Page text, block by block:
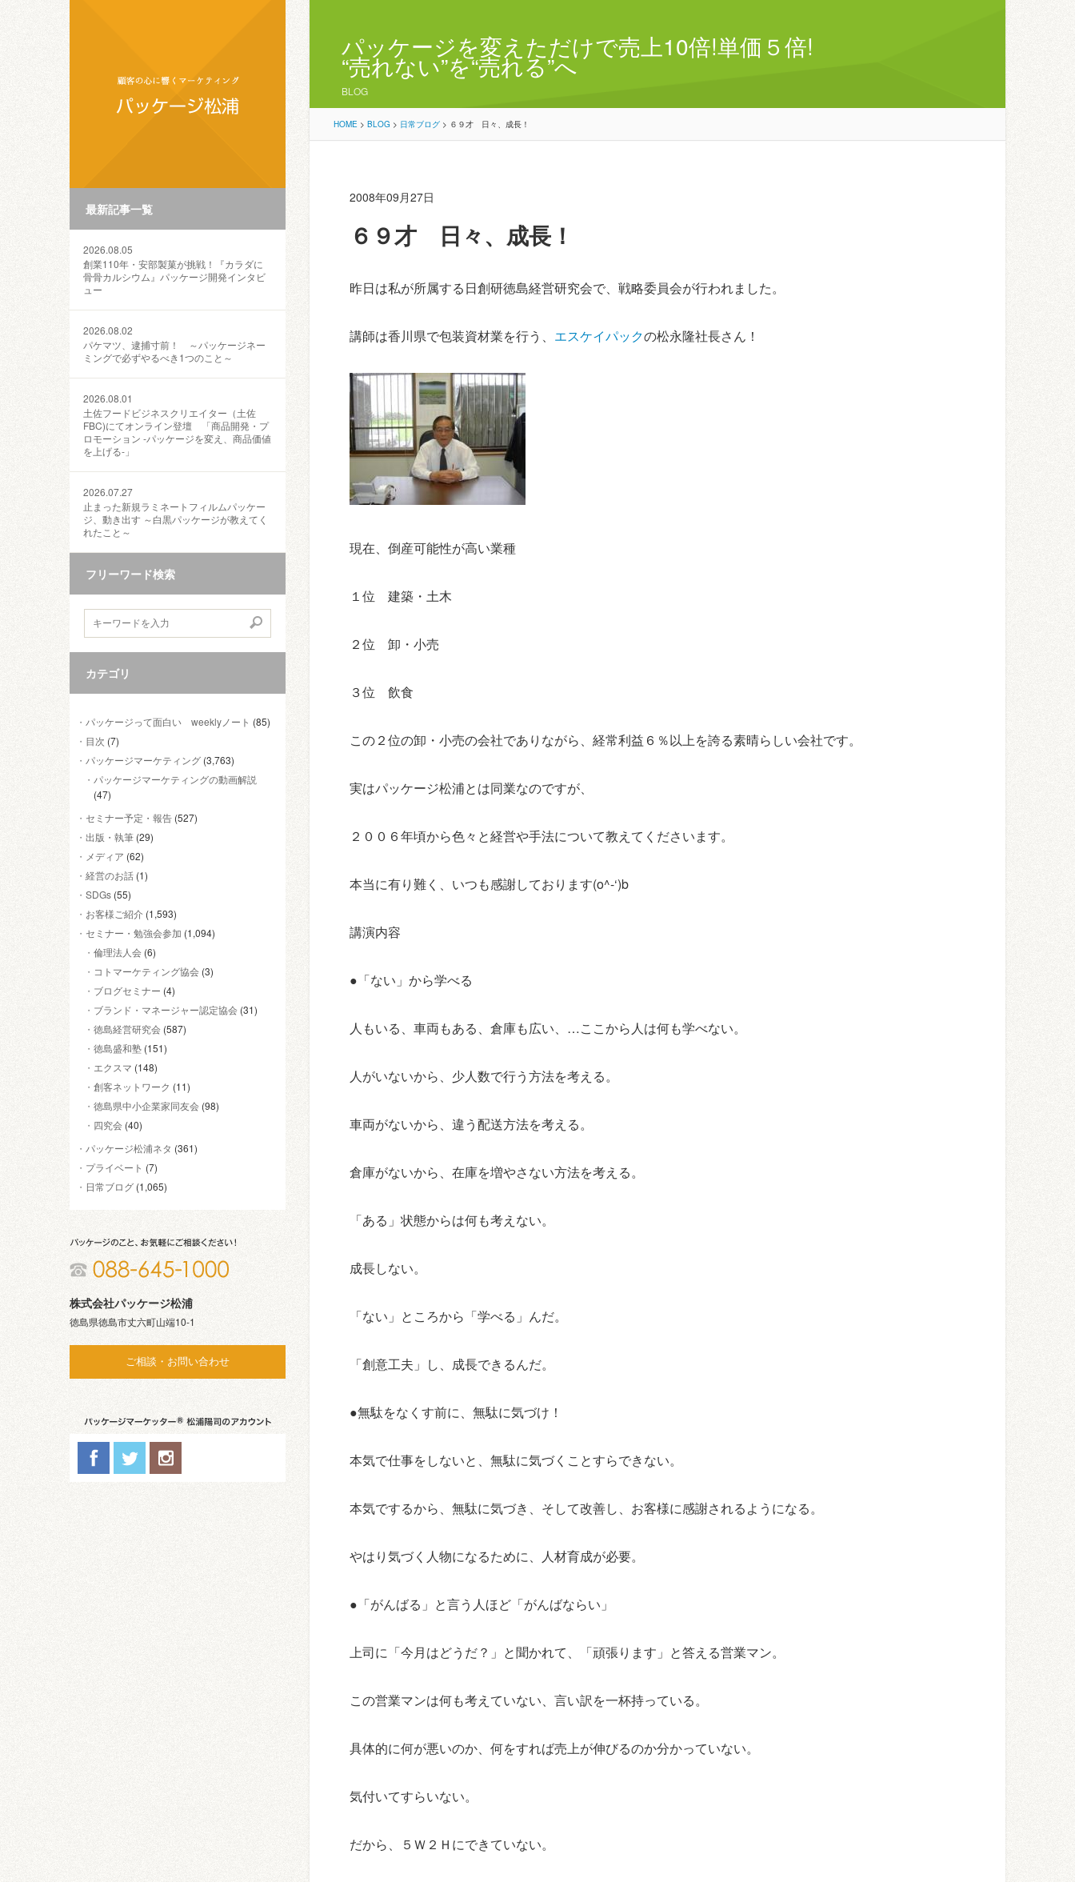
最新記事一覧
2026.08.05
創業110年・安部製菓が挑戦！『カラダに
骨骨カルシウム』パッケージ開発インタビ
ュー
2026.08.02
パケマツ、逮捕寸前！ ～パッケージネー
ミングで必ずやるべき1つのこと～
2026.08.01
土佐フードビジネスクリエイター（土佐
FBC)にてオンライン登壇 「商品開発・プ
ロモーション ‐パッケージを変え、商品価値
を上げる‐」
2026.07.27
止まった新規ラミネートフィルムパッケー
ジ、動き出す ～白黒パッケージが教えてく
れたこと～
フリーワード検索
カテゴリ
パッケージって面白い weeklyノート (85)
目次 (7)
パッケージマーケティング (3,763)
パッケージマーケティングの動画解説
(47)
セミナー予定・報告 (527)
出版・執筆 (29)
メディア (62)
経営のお話 (1)
SDGs (55)
お客様ご紹介 (1,593)
セミナー・勉強会参加 (1,094)
倫理法人会 (6)
コトマーケティング協会 (3)
ブログセミナー (4)
ブランド・マネージャー認定協会 (31)
徳島経営研究会 (587)
徳島盛和塾 (151)
エクスマ (148)
創客ネットワーク (11)
徳島県中小企業家同友会 (98)
四究会 (40)
パッケージ松浦ネタ (361)
プライベート (7)
日常ブログ (1,065)
株式会社パッケージ松浦
徳島県徳島市丈六町山端10-1
ご相談・お問い合わせ
パッケージを変えただけで売上10倍!単価５倍!
“売れない”を“売れる”へ
BLOG
HOME > BLOG > 日常ブログ > ６９才 日々、成長！
2008年09月27日
６９才 日々、成長！
昨日は私が所属する日創研徳島経営研究会で、戦略委員会が行われました。
講師は香川県で包装資材業を行う、 エスケイパックの松永隆社長さん！
現在、倒産可能性が高い業種
１位 建築・土木
２位 卸・小売
３位 飲食
この２位の卸・小売の会社でありながら、経常利益６％以上を誇る素晴らしい会社です。
実はパッケージ松浦とは同業なのですが、
２００６年頃から色々と経営や手法について教えてくださいます。
本当に有り難く、いつも感謝しております(o^-‘)b
講演内容
●「ない」から学べる
人もいる、車両もある、倉庫も広い、…ここから人は何も学べない。
人がいないから、少人数で行う方法を考える。
車両がないから、違う配送方法を考える。
倉庫がないから、在庫を増やさない方法を考える。
「ある」状態からは何も考えない。
成長しない。
「ない」ところから「学べる」んだ。
「創意工夫」し、成長できるんだ。
●無駄をなくす前に、無駄に気づけ！
本気で仕事をしないと、無駄に気づくことすらできない。
本気でするから、無駄に気づき、そして改善し、お客様に感謝されるようになる。
やはり気づく人物になるために、人材育成が必要。
●「がんばる」と言う人ほど「がんばならい」
上司に「今月はどうだ？」と聞かれて、「頑張ります」と答える営業マン。
この営業マンは何も考えていない、言い訳を一杯持っている。
具体的に何が悪いのか、何をすれば売上が伸びるのか分かっていない。
気付いてすらいない。
だから、５Ｗ２Ｈにできていない。